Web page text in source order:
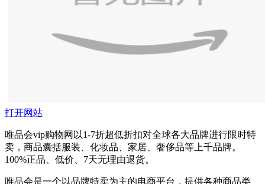
打开网站
唯品会vip购物网以1-7折超低折扣对全球各大品牌进行限时特
卖，商品囊括服装、化妆品、家居、奢侈品等上千品牌。
100%正品、低价、7天无理由退货。
唯品会是一个以品牌特卖为主的电商平台，提供各种商品类